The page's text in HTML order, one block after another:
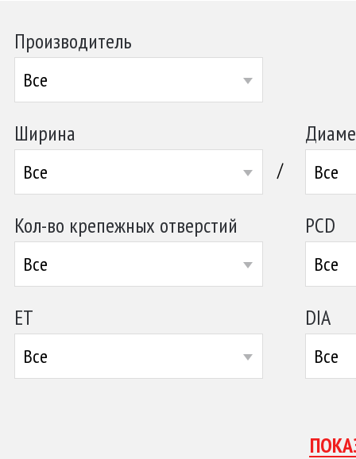
Производитель
Все
Ширина
Все / Все
Кол-во крепежных отверстий
Все
PCD
Все
ET
Все
DIA
Все